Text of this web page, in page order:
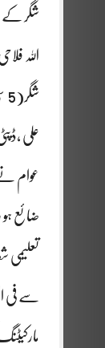
شگر کے
اللہ
علی
عوام
ضائع
سے فی